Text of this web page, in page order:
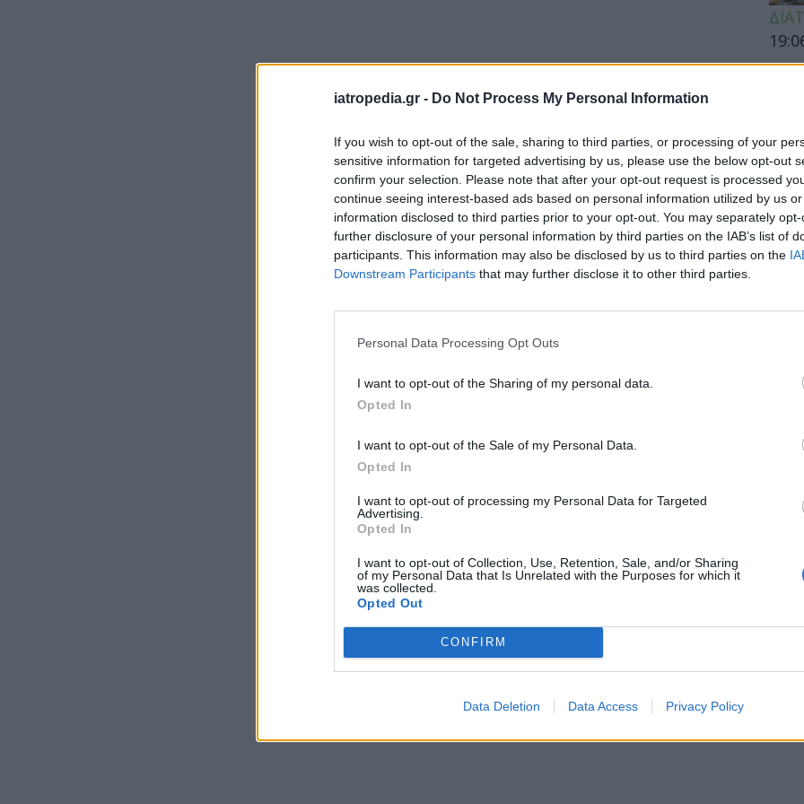
iatropedia.gr - Do Not Process My Personal Information
If you wish to opt-out of the sale, sharing to third parties, or processing of your
sensitive information for targeted advertising by us, please use the below opt-out
confirm your selection. Please note that after your opt-out request is processed
continue seeing interest-based ads based on personal information utilized by us
information disclosed to third parties prior to your opt-out. You may separately
further disclosure of your personal information by third parties on the IAB’s list of
participants. This information may also be disclosed by us to third parties on the
Downstream Participants that may further disclose it to other third parties.
Personal Data Processing Opt Outs
I want to opt-out of the Sharing of my personal data.
Opted In
I want to opt-out of the Sale of my Personal Data.
Opted In
I want to opt-out of processing my Personal Data for Targeted
Advertising.
Opted In
I want to opt-out of Collection, Use, Retention, Sale, and/or Sharing
of my Personal Data that Is Unrelated with the Purposes for which it
was collected.
Opted Out
CONFIRM
Data Deletion Data Access Privacy Policy